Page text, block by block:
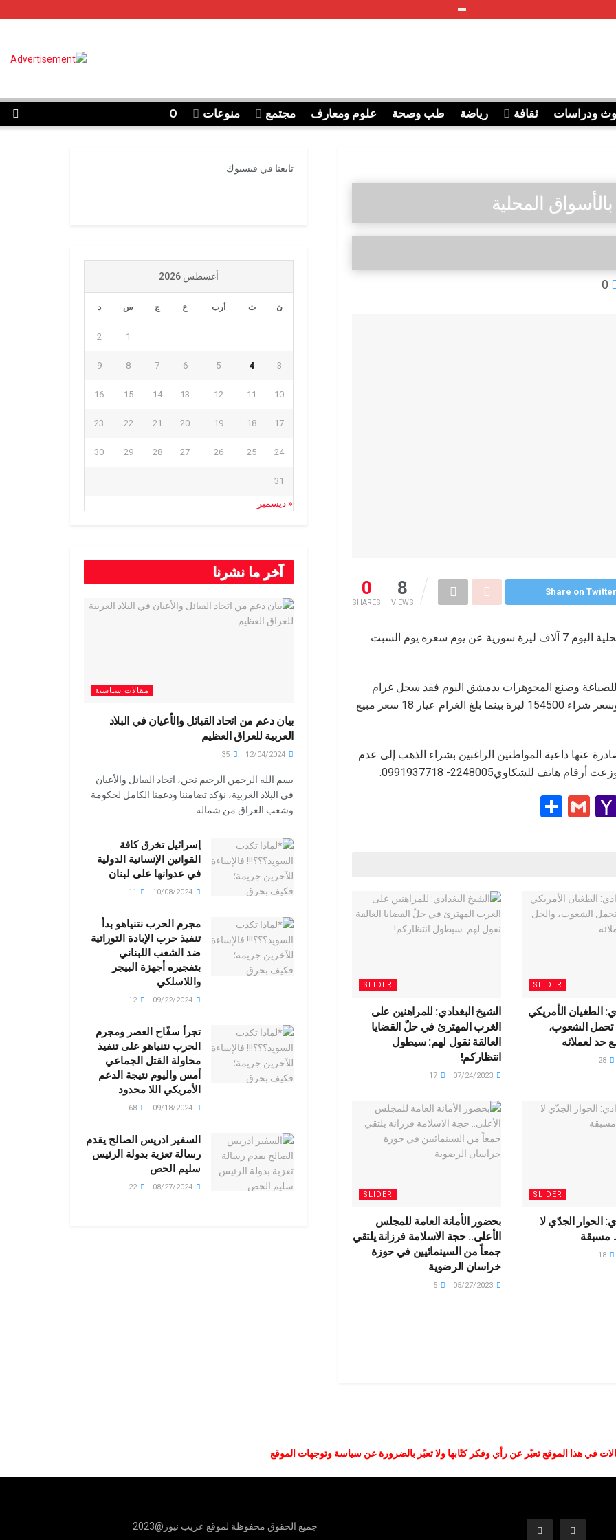
ودراسات ثقافة رياضة طب وصحة علوم ومعارف مجتمع منوعات O
المحلية
0
0
SHARES
8
VIEWS
Share on Twitter
انخفض سعر غرام الذهب عيار الـ 21 في السوق المحلية اليوم 7 آلاف ليرة سورية عن يوم سعره يوم السبت
وصنع المجوهرات بدمشق اليوم فقد سجل غرام
الذهب عيار الـ 21 سعر مبيع 155 ألف ليرة سورية وسعر شراء 154500 ليرة بينما بلغ الغرام عيار 18 سعر مبيع
عنها داعية المواطنين الراغبين بشراء الذهب إلى عدم
للشكاوي2248005- 0991937718.
Y
o
M
G
SLIDER
الطغيان الأمريكي
تحمل الشعوب،
حد لعملائه
SLIDER
الشيخ البغدادي: للمراهنين على
الغرب المهترئ في حلّ القضايا
العالقة نقول لهم: سيطول
انتظاركم!
07/24/2023
17
SLIDER
الحوار الجدّي لا
مسبقة
SLIDER
بحضور الأمانة العامة للمجلس
الأعلى.. حجة الاسلامة فرزانة يلتقي
جمعاً من السينمائيين في حوزة
خراسان الرضوية
05/27/2023
5
تابعنا في فيسبوك
أغسطس 2026
ن ث أرب خ ج س د
1
2
3
4
5
6
7
8
9
10
11
12
13
14
15
16
17
18
19
20
21
22
23
24
25
26
27
28
29
30
31
« ديسمبر
آخر ما نشرنا
مقالات سياسية
بيان دعم من اتحاد القبائل والأعيان في البلاد
العربية للعراق العظيم
بسم الله الرحمن الرحيم نحن، اتحاد القبائل والأعيان
في البلاد العربية، نؤكد تضامننا ودعمنا الكامل لحكومة
وشعب العراق من شماله...
إسرائيل تخرق كافة
القوانين الإنسانية الدولية
في عدوانها على لبنان
مجرم الحرب نتنياهو بدأ
تنفيذ حرب الإبادة التوراتية
ضد الشعب اللبناني
بتفجيره أجهزة البيجر
واللاسلكي
تجرأ سفّاح العصر ومجرم
الحرب نتنياهو على تنفيذ
محاولة القتل الجماعي
أمس واليوم نتيجة الدعم
الأمريكي اللا محدود
السفير ادريس الصالح يقدم
رسالة تعزية بدولة الرئيس
سليم الحص
في هذا الموقع تعبّر عن رأي وفكر كتّابها ولا تعبّر بالضرورة عن سياسة وتوجهات الموقع
جميع الحقوق محفوظة لموقع عريب نيوز@2023